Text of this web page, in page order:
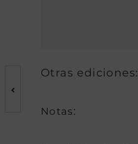
Otras ediciones:
Notas: